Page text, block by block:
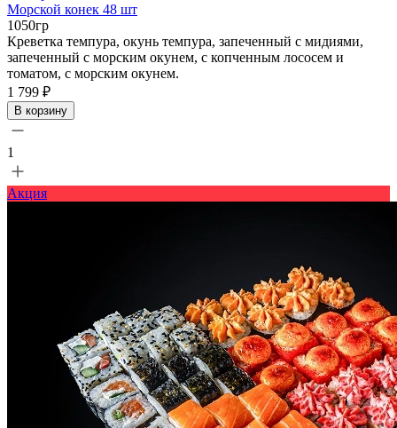
Морской конек 48 шт
1050гр
Креветка темпура, окунь темпура, запеченный с мидиями,
запеченный с морским окунем, с копченным лососем и
томатом, с морским окунем.
1 799 ₽
В корзину
1
Акция